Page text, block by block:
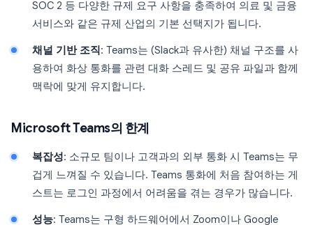
SOC 2 등 다양한 규제 요구 사항을 충족하여 의료 및 금융
서비스와 같은 규제 산업의 기본 선택지가 됩니다.
채널 기반 조직: Teams는 (Slack과 유사한) 채널 구조를 사
용하여 화상 통화를 관련 대화 스레드 및 공유 파일과 함께
맥락에 맞게 유지합니다.
Microsoft Teams의 한계
복잡성: 소규모 팀이나 고객과의 외부 통화 시 Teams는 무
겁게 느껴질 수 있습니다. Teams 통화에 처음 참여하는 게
스트는 로그인 과정에서 어려움을 겪는 경우가 많습니다.
성능: Teams는 구형 하드웨어에서 Zoom이나 Google